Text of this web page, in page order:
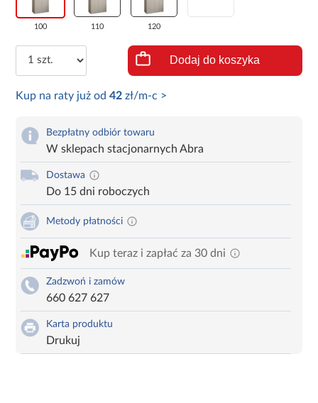
100 110 120
Dodaj do koszyka
Kup na raty już od42 zł/m-c >
Bezpłatny odbiór towaru
W sklepach stacjonarnych Abra
Dostawa
Do 15 dni roboczych
Metody płatności
Kup teraz i zapłać za 30 dni
Zadzwoń i zamów
660 627 627
Karta produktu
Drukuj